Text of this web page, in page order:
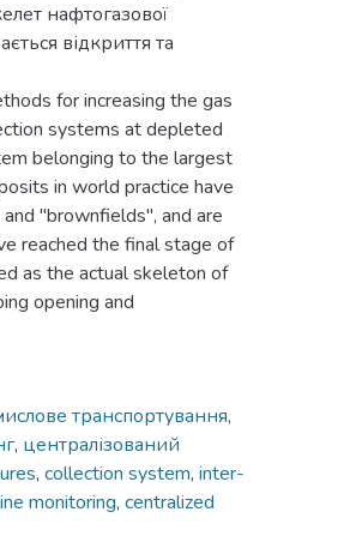
нафтогазової
відкриття та
for increasing the gas
systems at depleted
belonging to the largest
in world practice have
"brownfields", and are
reached the final stage of
as the actual skeleton of
opening and
транспортування,
, централізований
, collection system, inter-
monitoring, centralized